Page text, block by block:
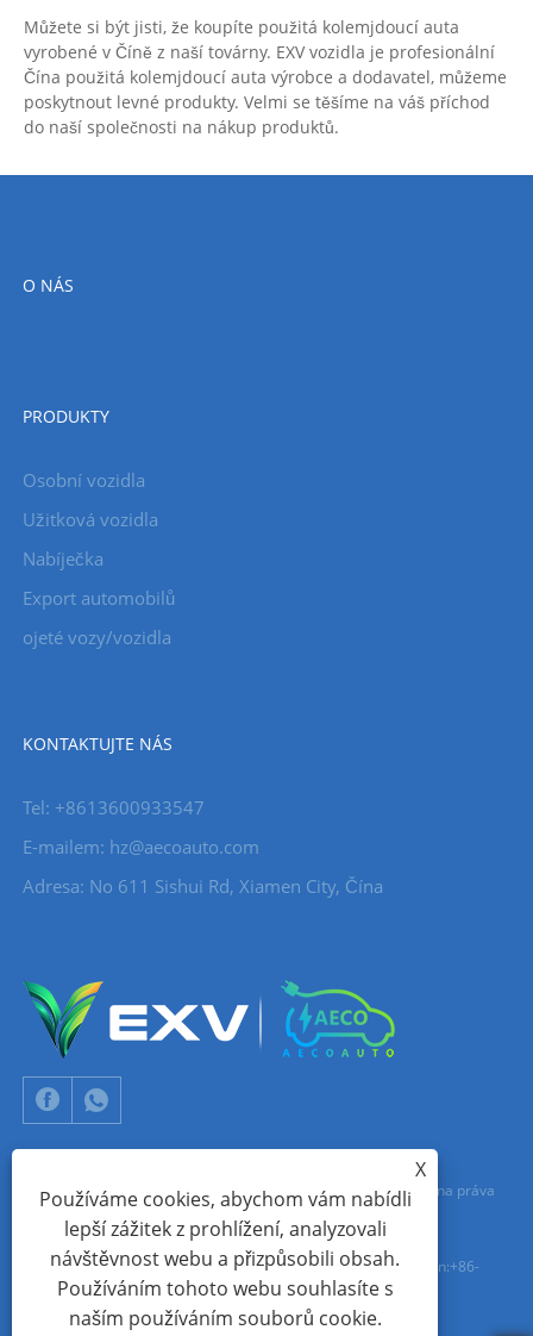
Můžete si být jisti, že koupíte použitá kolemjdoucí auta
vyrobené v Číně z naší továrny. EXV vozidla je profesionální
Čína použitá kolemjdoucí auta výrobce a dodavatel, můžeme
poskytnout levné produkty. Velmi se těšíme na váš příchod
do naší společnosti na nákup produktů.
O NÁS
PRODUKTY
Osobní vozidla
Užitková vozidla
Nabíječka
Export automobilů
ojeté vozy/vozidla
KONTAKTUJTE NÁS
Tel: +8613600933547
E-mailem: hz@aecoauto.com
Adresa: No 611 Sishui Rd, Xiamen City, Čína
Copyright © 2024 Xiamen Aecoauto Technology Co., Ltd. Všechna práva
vyhrazena.
TECHNICKÁ PODPORA WEBOVÝCH STRÁNEK:SÍŤ TIANYUjack Lin:+86-
X
Používáme cookies, abychom vám nabídli
lepší zážitek z prohlížení, analyzovali
návštěvnost webu a přizpůsobili obsah.
Používáním tohoto webu souhlasíte s
naším používáním souborů cookie.